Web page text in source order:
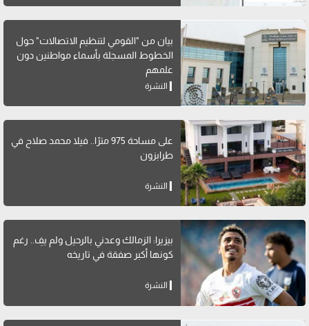
بيان من "القومي لتنظيم الاتصالات" حول
الخطوط المسجلة بأسماء مواطنين دون
علمهم
النشرة
على مساحة 975 مترًا.. فيلا محمد صلاح في
طرابزون
النشرة
بيزيرا: الزمالك وعدني بالرحيل ولم يفِ.. رغم
كونها أكبر صفقة في تاريخه
النشرة